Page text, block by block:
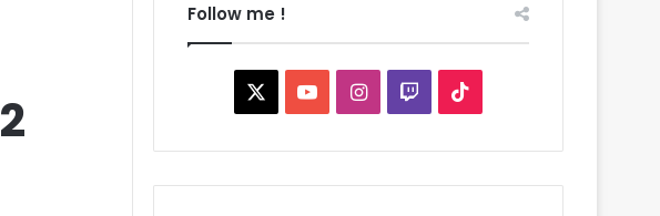
Follow me !
YouTubeInstagram
Twitch